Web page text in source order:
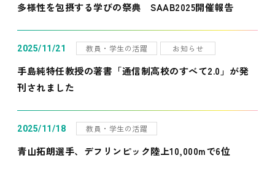
多様性を包摂する学びの祭典 SAAB2025開催報告
2025/11/21 教員・学生の活躍 お知らせ
手島純特任教授の著書「通信制高校のすべて2.0」が発
刊されました
2025/11/18 教員・学生の活躍
青山拓朗選手、デフリンピック陸上10,000mで6位